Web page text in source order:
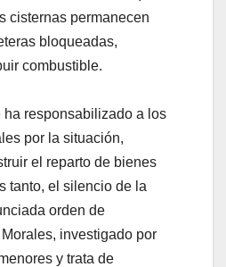
cisternas permanecen
bloqueadas,
combustible.
ha responsabilizado a los
por la situación,
el reparto de bienes
tanto, el silencio de la
orden de
investigado por
y trata de